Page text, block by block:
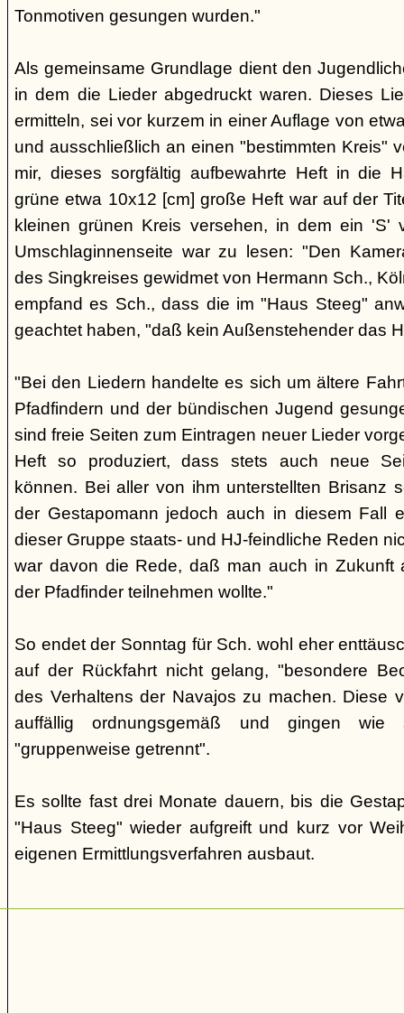
Tonmotiven gesungen wurden."
Als gemeinsame Grundlage dient den
in dem die Lieder abgedruckt waren. Dieses
ermitteln, sei vor kurzem in einer Auflage von
und ausschließlich an einen "bestimmten Kreis"
mir, dieses sorgfältig aufbewahrte Heft in die
grüne etwa 10x12 [cm] große Heft war auf der
kleinen grünen Kreis versehen, in dem ein 'S'
Umschlaginnenseite war zu lesen: "Den
des Singkreises gewidmet von Hermann Sch.,
empfand es Sch., dass die im "Haus Steeg"
geachtet haben, "daß kein Außenstehender das
"Bei den Liedern handelte es sich um ältere
Pfadfindern und der bündischen Jugend
sind freie Seiten zum Eintragen neuer Lieder
Heft so produziert, dass stets auch neue
können. Bei aller von ihm unterstellten Brisanz
der Gestapomann jedoch auch in diesem Fall
dieser Gruppe staats- und HJ-feindliche Reden
war davon die Rede, daß man auch in Zukunft
der Pfadfinder teilnehmen wollte."
So endet der Sonntag für Sch. wohl eher
auf der Rückfahrt nicht gelang, "besondere
des Verhaltens der Navajos zu machen. Diese
auffällig ordnungsgemäß und gingen wie
"gruppenweise getrennt".
Es sollte fast drei Monate dauern, bis die
"Haus Steeg" wieder aufgreift und kurz vor
eigenen Ermittlungsverfahren ausbaut.